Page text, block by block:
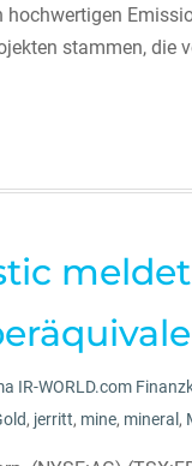
hochwertigen
stammen, die
IR-WORLD.com
, jerritt, mine, mineral ,